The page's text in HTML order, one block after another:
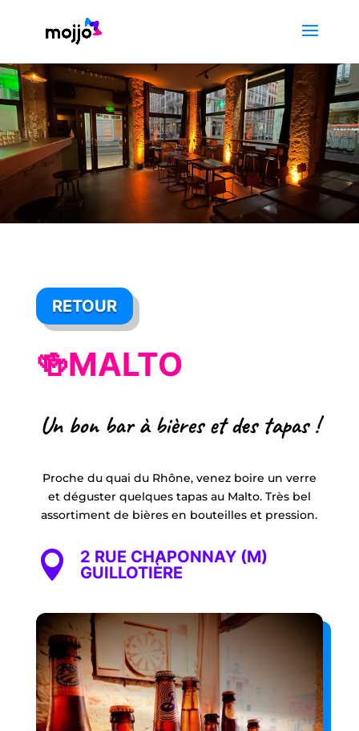
RETOUR
🍻MALTO
Un bon bar à bières et des tapas !
Proche du quai du Rhône, venez boire un verre
et déguster quelques tapas au Malto. Très bel
assortiment de bières en bouteilles et pression.

2 RUE CHAPONNAY (M)
GUILLOTIÈRE